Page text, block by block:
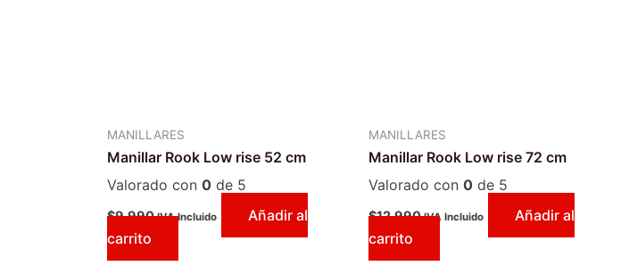
MANILLARES
Manillar Rook Low rise 52 cm
Valorado con 0 de 5
$9.990 IVA Incluido
Añadir al
carrito
MANILLARES
Manillar Rook Low rise 72 cm
Valorado con 0 de 5
$12.990 IVA Incluido
Añadir al
carrito